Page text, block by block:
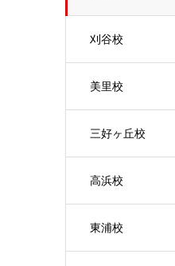
刈谷校
美里校
三好ヶ丘校
高浜校
東浦校